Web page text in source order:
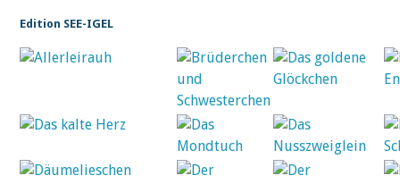
Edition SEE-IGEL